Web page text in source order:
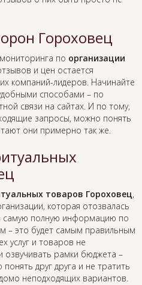
Гороховец
по организации
и цен остается
компаний-лидеров. Начинайте
способами – по
связи на сайтах. И по тому,
запросы, можно понять
они примерно так же.
товаров Гороховец,
которая отозвалась
самую полную информацию по
– это будет самым правильным
услуг и товаров не
озвучивать рамки бюджета –
друг друга и не тратить
неподходящих вариантов.